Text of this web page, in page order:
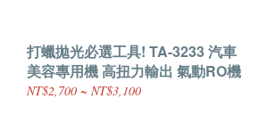
打蠟拋光必選工具! TA-3233 汽車
美容專用機 高扭力輸出 氣動RO機
NT$2,700 ~ NT$3,100